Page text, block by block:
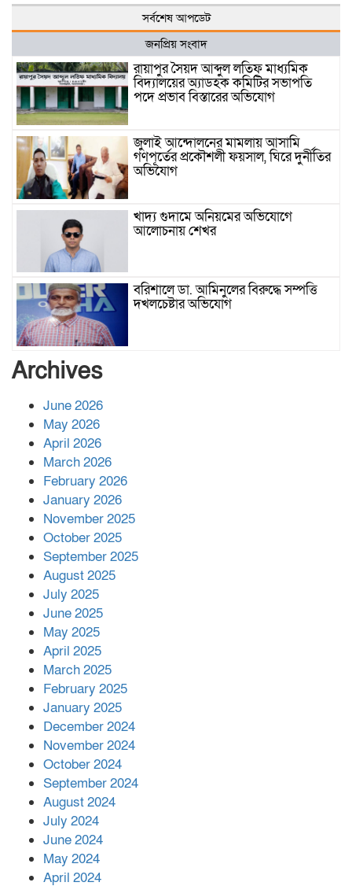
সর্বশেষ আপডেট
জনপ্রিয় সংবাদ
রায়াপুর সৈয়দ আব্দুল লতিফ মাধ্যমিক
বিদ্যালয়ের অ্যাডহক কমিটির সভাপতি
পদে প্রভাব বিস্তারের অভিযোগ
জুলাই আন্দোলনের মামলায় আসামি
গণপূর্তের প্রকৌশলী ফয়সাল, ঘিরে দুর্নীতির
অভিযোগ
খাদ্য গুদামে অনিয়মের অভিযোগে
আলোচনায় শেখর
বরিশালে ডা. আমিনুলের বিরুদ্ধে সম্পত্তি
দখলচেষ্টার অভিযোগ
নলছিটিতে শ্রমিকদলের অবৈধ কমিটি
প্রকাশের অভিযোগ
আহত ৪০
Archives
June 2026
May 2026
April 2026
March 2026
February 2026
January 2026
November 2025
October 2025
September 2025
August 2025
July 2025
June 2025
May 2025
April 2025
March 2025
February 2025
January 2025
December 2024
November 2024
October 2024
September 2024
August 2024
July 2024
June 2024
May 2024
April 2024